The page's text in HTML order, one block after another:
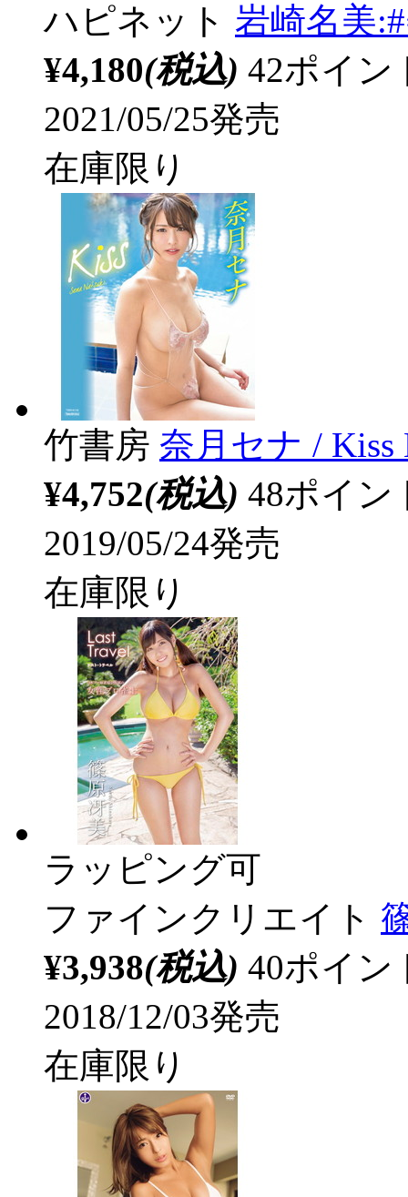
ハピネット 岩崎名美
¥4,180(税込) 42ポイ
2021/05/25発売
在庫限り
竹書房 奈月セナ / Kiss
¥4,752(税込) 48ポイ
2019/05/24発売
在庫限り
ラッピング可
ファインクリエイト
¥3,938(税込) 40ポイ
2018/12/03発売
在庫限り